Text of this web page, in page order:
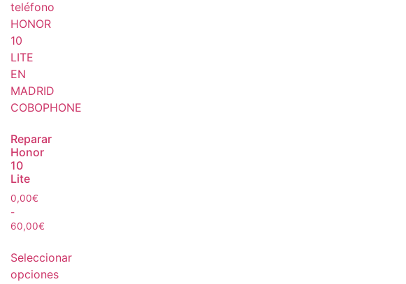
Reparar
Honor
10
Lite
0,00€
-
60,00€
Seleccionar
opciones